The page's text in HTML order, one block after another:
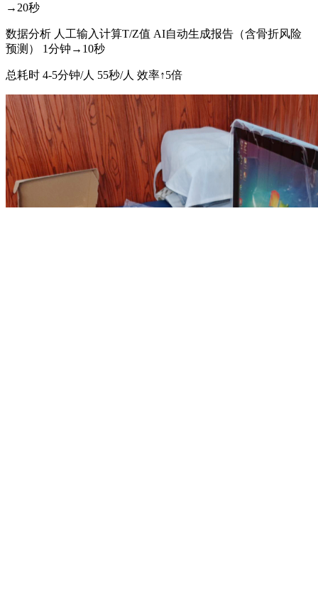
→20秒
数据分析 人工输入计算T/Z值 AI自动生成报告（含骨折风险
预测） 1分钟→10秒
总耗时 4-5分钟/人 55秒/人 效率↑5倍